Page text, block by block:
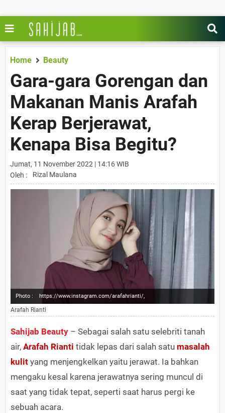
Home Beauty
Gara-gara Gorengan dan
Makanan Manis Arafah
Kerap Berjerawat,
Kenapa Bisa Begitu?
Jumat, 11 November 2022 | 14:16 WIB
Oleh :
Rizal Maulana
Photo : https://www.instagram.com/arafahrianti/,
Arafah Rianti
Sahijab Beauty – Sebagai salah satu selebriti tanah
air, Arafah Rianti tidak lepas dari salah satu masalah
kulit yang menjengkelkan yaitu jerawat. Ia bahkan
mengaku kesal karena jerawatnya sering muncul di
saat yang tidak tepat, seperti saat harus pergi ke
sebuah acara.